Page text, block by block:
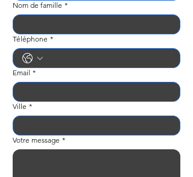
Nom de famille *
Téléphone *
Email *
Ville *
Votre message *